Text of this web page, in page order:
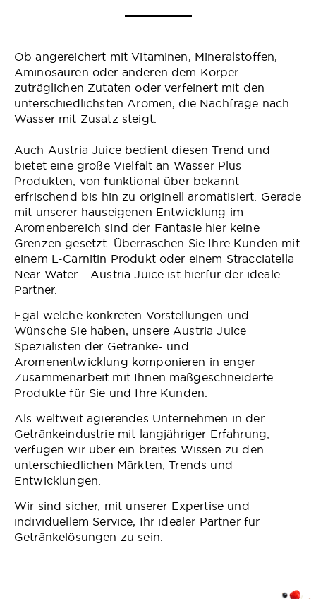
Ob angereichert mit Vitaminen, Mineralstoffen,
Aminosäuren oder anderen dem Körper
zuträglichen Zutaten oder verfeinert mit den
unterschiedlichsten Aromen, die Nachfrage nach
Wasser mit Zusatz steigt.
Auch Austria Juice bedient diesen Trend und
bietet eine große Vielfalt an Wasser Plus
Produkten, von funktional über bekannt
erfrischend bis hin zu originell aromatisiert. Gerade
mit unserer hauseigenen Entwicklung im
Aromenbereich sind der Fantasie hier keine
Grenzen gesetzt. Überraschen Sie Ihre Kunden mit
einem L-Carnitin Produkt oder einem Stracciatella
Near Water - Austria Juice ist hierfür der ideale
Partner.
Egal welche konkreten Vorstellungen und
Wünsche Sie haben, unsere Austria Juice
Spezialisten der Getränke- und
Aromenentwicklung komponieren in enger
Zusammenarbeit mit Ihnen maßgeschneiderte
Produkte für Sie und Ihre Kunden.
Als weltweit agierendes Unternehmen in der
Getränkeindustrie mit langjähriger Erfahrung,
verfügen wir über ein breites Wissen zu den
unterschiedlichen Märkten, Trends und
Entwicklungen.
Wir sind sicher, mit unserer Expertise und
individuellem Service, Ihr idealer Partner für
Getränkelösungen zu sein.